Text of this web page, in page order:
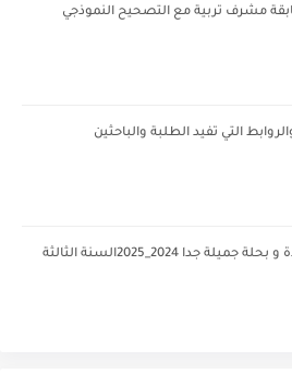
مشرف تربية مع التصحيح النموذجي
التي تفيد الطلبة والباحثين
معلقات جديدة و بحلة جميلة جدا 2024_2025السنة الثالثة